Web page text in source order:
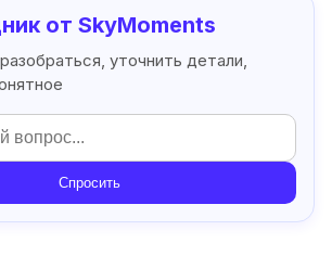
обслуживании.
от SkyMoments
уточнить детали,
Спросить